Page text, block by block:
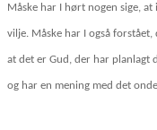
Måske har I hørt nogen sige,
vilje. Måske har I også
at det er Gud, der har planlagt
og har en mening med det